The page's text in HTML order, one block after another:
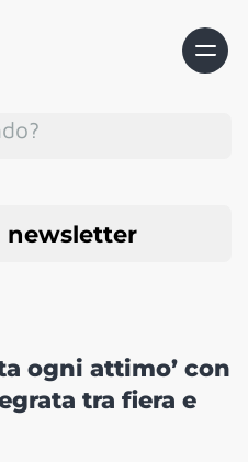
newsletter
ogni attimo’ con
tra fiera e